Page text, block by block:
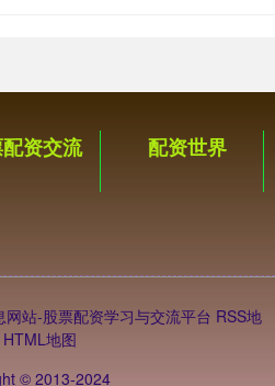
资交流 配资世界
网站-股票配资学习与交流平台 RSS地
HTML地图
© 2013-2024